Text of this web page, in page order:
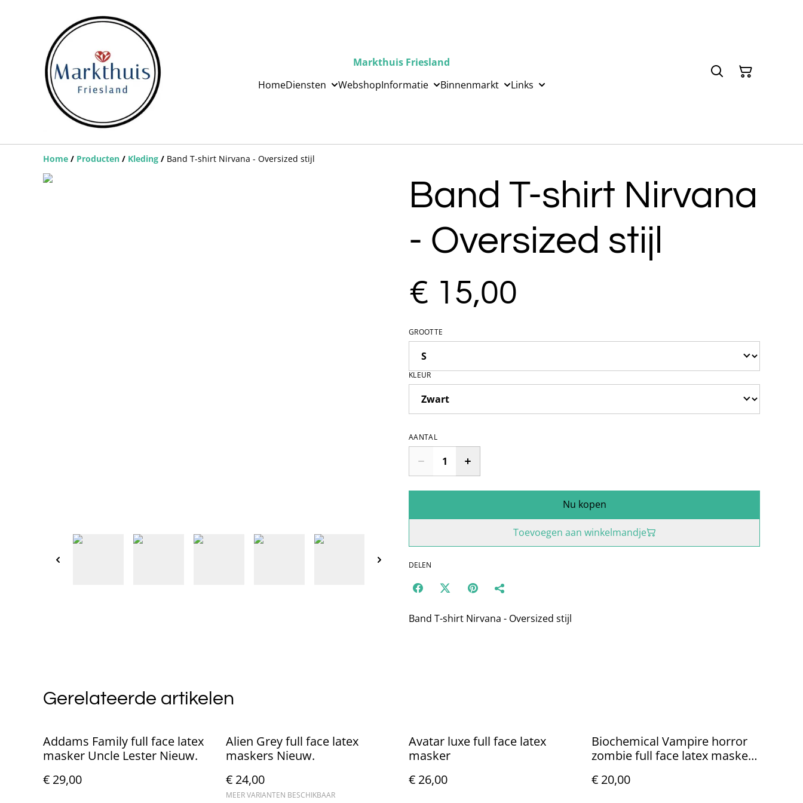
Markthuis Friesland
HomeDiensten WebshopInformatie Binnenmarkt Links
Home / Producten / Kleding / Band T-shirt Nirvana - Oversized stijl
Band T-shirt Nirvana
- Oversized stijl
€ 15,00
GROOTTE
KLEUR
AANTAL
Nu kopen
Toevoegen aan winkelmandje
DELEN
Band T-shirt Nirvana - Oversized stijl
Gerelateerde artikelen
Addams Family full face latex
masker Uncle Lester Nieuw.
€ 29,00
Alien Grey full face latex
maskers Nieuw.
€ 24,00
MEER VARIANTEN BESCHIKBAAR
Avatar luxe full face latex
masker
€ 26,00
Biochemical Vampire horror
zombie full face latex masker
€ 20,00